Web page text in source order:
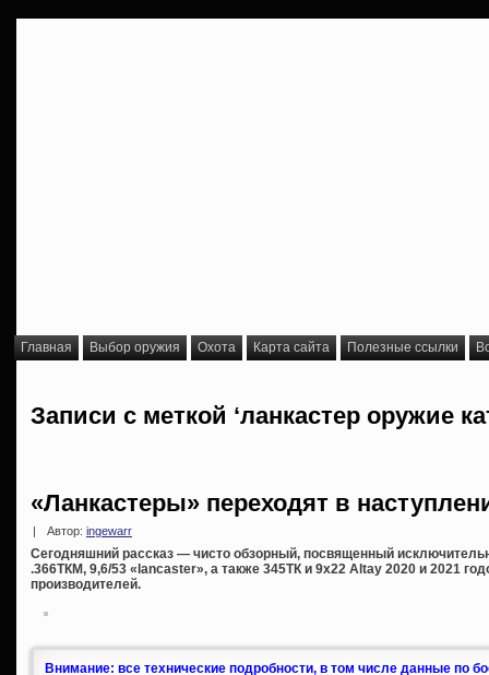
Главная Выбор оружия Охота Карта сайта Полезные ссылки
Записи с меткой ‘ланкастер оружие
«Ланкастеры» переходят в
Автор: ingewarr
Сегодняшний рассказ — чисто обзорный, посвященный
.366ТКМ, 9,6/53 «lancaster», а также 345ТК и 9х22 Altay 2020 и 2021
производителей.
Внимание: все технические подробности, в том числе данные по